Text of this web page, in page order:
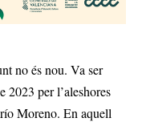
no és nou. Va ser
2023 per l’aleshores
Moreno. En aquell